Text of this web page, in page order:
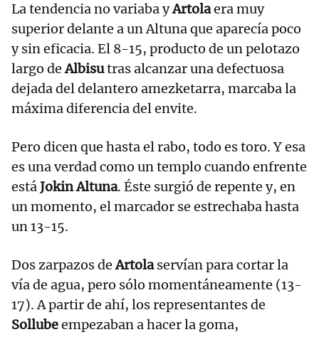
La tendencia no variaba yArtolaera muy
superior delante a un Altuna que aparecía poco
y sin eficacia. El 8-15, producto de un pelotazo
largo deAlbisutras alcanzar una defectuosa
dejada del delantero amezketarra, marcaba la
máxima diferencia del envite.
Pero dicen que hasta el rabo, todo es toro. Y esa
es una verdad como un templo cuando enfrente
estáJokin Altuna. Éste surgió de repente y, en
un momento, el marcador se estrechaba hasta
un 13-15.
Dos zarpazos deArtolaservían para cortar la
vía de agua, pero sólo momentáneamente (13-
17). A partir de ahí, los representantes de
Sollubeempezaban a hacer la goma,